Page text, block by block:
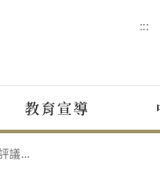
:::
教育宣導
財團法人金融消費評議中心申訴暨申請評議案件統計資料 113年第4季(113年10月1日至113年12月31日)